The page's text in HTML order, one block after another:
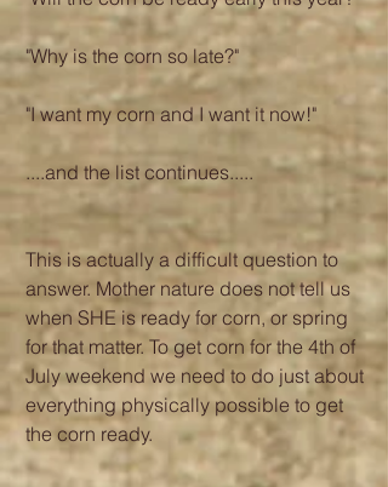
"Why is the corn so late?"
"I want my corn and I want it now!"
....and the list continues.....
This is actually a difficult question to
answer. Mother nature does not tell us
when SHE is ready for corn, or spring
for that matter. To get corn for the 4th of
July weekend we need to do just about
everything physically possible to get
the corn ready.